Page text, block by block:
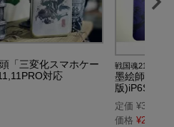
「三変化スマホケー
対応
戦国魂21周年記
墨絵師御歌
版
定価 ¥3,300
価格 ¥2,100